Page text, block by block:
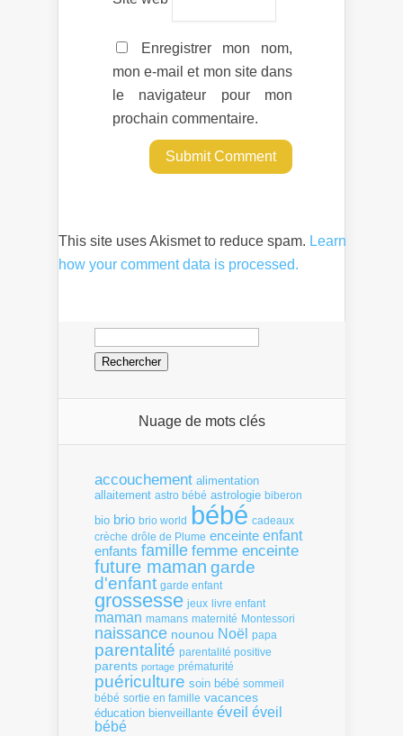
Enregistrer mon nom,
mon e-mail et mon site dans
le navigateur pour mon
prochain commentaire.
This site uses Akismet to reduce spam. Learn
how your comment data is processed.
Rechercher :
Nuage de mots clés
accouchement alimentation
allaitement astro bébé astrologie biberon
bio brio brio world bébé cadeaux
crèche drôle de Plume enceinte enfant
enfants famille femme enceinte
future maman garde
d'enfant garde enfant
grossesse jeux livre enfant
maman mamans maternité Montessori
naissance nounou Noël papa
parentalité parentalité positive
parents portage prématurité
puériculture soin bébé sommeil
bébé sortie en famille vacances
éducation bienveillante éveil éveil
bébé